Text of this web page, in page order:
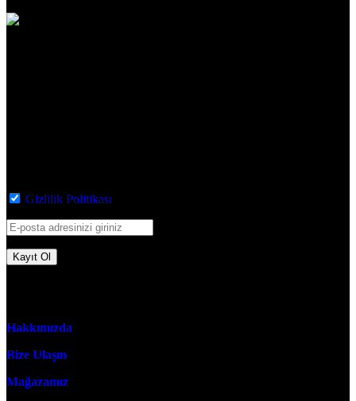
Gizlilik Politikası
Hakkımızda
Bize Ulaşın
Mağazamız